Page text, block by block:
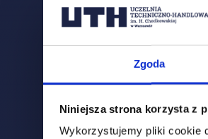
Zgoda
Niniejsza strona korzysta z
Wykorzystujemy pliki cookie